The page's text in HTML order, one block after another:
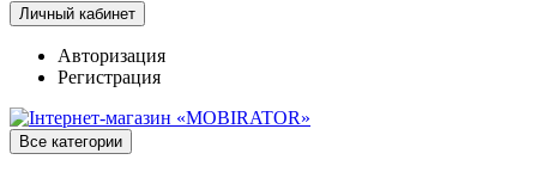
Личный кабинет
Авторизация
Регистрация
Все категории